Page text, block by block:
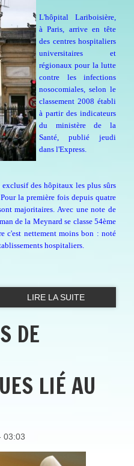
L'hôpital Lariboisière,
à Paris, arrive en tête
des centres hospitaliers
universitaires et
régionaux pour la lutte
contre les infections
nosocomiales, selon le
classement 2008 établi
à partir des indicateurs
du ministère de la
Santé, publié jeudi
dans l'Express.
des hôpitaux les plus sûrs
la première fois depuis quatre
majoritaires. Avec une note de
de la Meynard se classe 54ème
c'est nettement moins bon : noté
hospitaliers.
LIRE LA SUITE
DE
LIÉ AU
03:03